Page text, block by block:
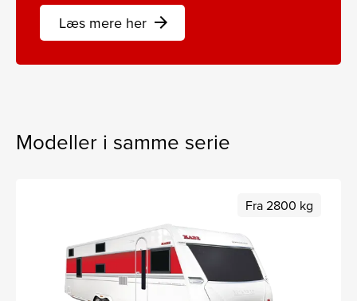
Læs mere her arrow_forward
Modeller i samme serie
Fra 2800 kg